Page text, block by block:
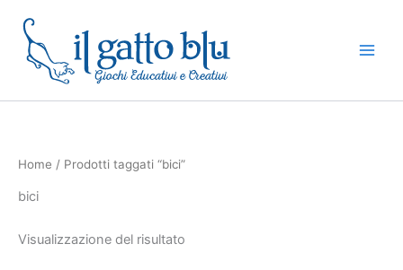
contenuto
Home / Prodotti taggati “bici”
bici
Visualizzazione del risultato